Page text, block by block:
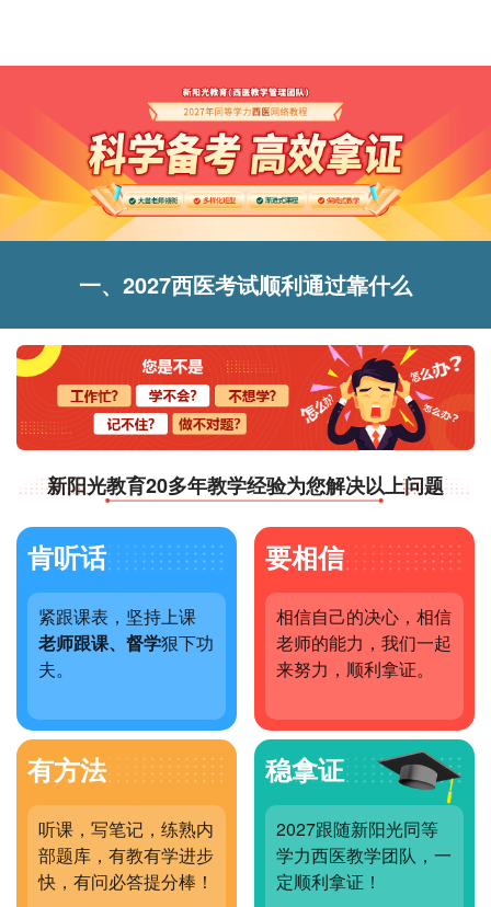
一、2027西医考试顺利通过靠什么
新阳光教育20多年教学经验为您解决以上问题
肯听话
紧跟课表，坚持上课
老师跟课、督学狠下功
夫。
要相信
相信自己的决心，相信
老师的能力，我们一起
来努力，顺利拿证。
有方法
听课，写笔记，练熟内
部题库，有教有学进步
快，有问必答提分棒！
稳拿证
2027跟随新阳光同等
学力西医教学团队，一
定顺利拿证！